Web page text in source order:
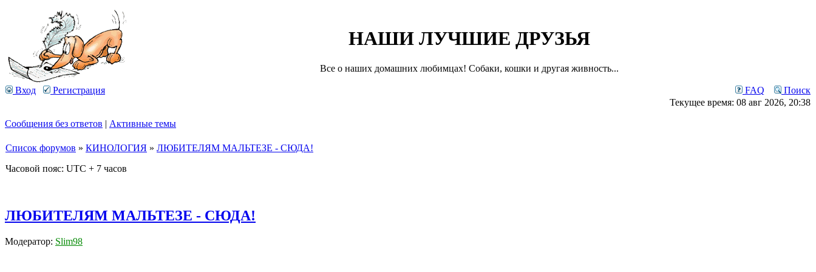
НАШИ ЛУЧШИЕ ДРУЗЬЯ
Все о наших домашних любимцах! Собаки, кошки и другая живность...
Вход Регистрация FAQ
Поиск
Текущее время: 08 авг 2026, 20:38
Сообщения без ответов | Активные темы
Список форумов » КИНОЛОГИЯ » ЛЮБИТЕЛЯМ МАЛЬТЕЗЕ - СЮДА!
Часовой пояс: UTC + 7 часов
ЛЮБИТЕЛЯМ МАЛЬТЕЗЕ - СЮДА!
Модератор: Slim98